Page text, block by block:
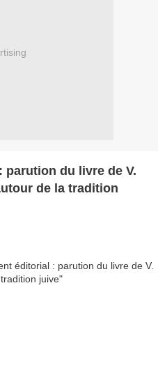
parution du livre de V.
de la tradition